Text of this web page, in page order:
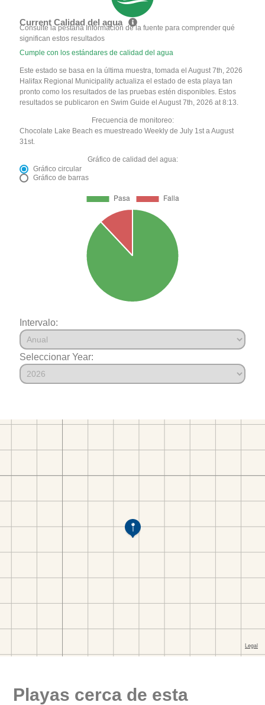
Current Calidad del agua
Consulte la pestaña Información de la fuente para comprender qué
significan estos resultados
Cumple con los estándares de calidad del agua
Este estado se basa en la última muestra, tomada el August 7th, 2026
Halifax Regional Municipality actualiza el estado de esta playa tan
pronto como los resultados de las pruebas estén disponibles. Estos
resultados se publicaron en Swim Guide el August 7th, 2026 at 8:13.
Frecuencia de monitoreo:
Chocolate Lake Beach es muestreado Weekly de July 1st a August
31st.
Gráfico de calidad del agua:
Gráfico circular
Gráfico de barras
Intervalo:
Seleccionar Year:
Playas cerca de esta